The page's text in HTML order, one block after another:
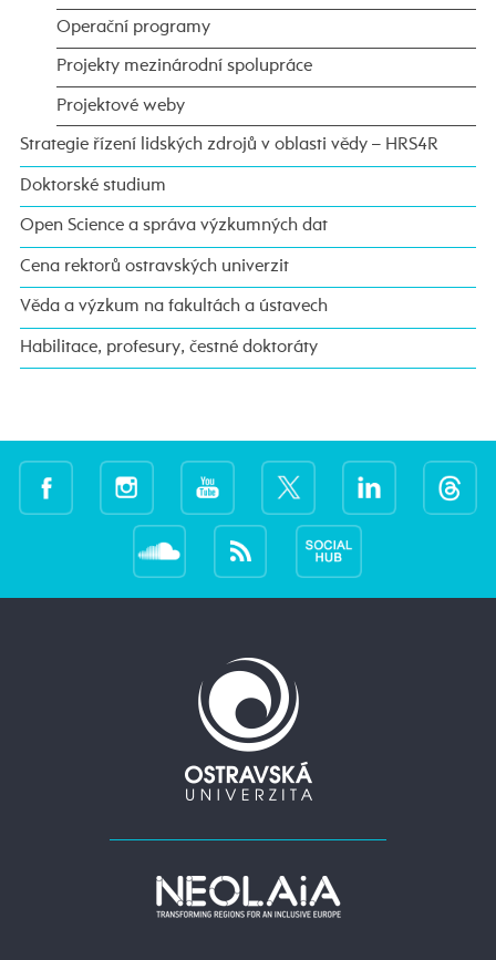
Operační programy
Projekty mezinárodní spolupráce
Projektové weby
Strategie řízení lidských zdrojů v oblasti vědy – HRS4R
Doktorské studium
Open Science a správa výzkumných dat
Cena rektorů ostravských univerzit
Věda a výzkum na fakultách a ústavech
Habilitace, profesury, čestné doktoráty